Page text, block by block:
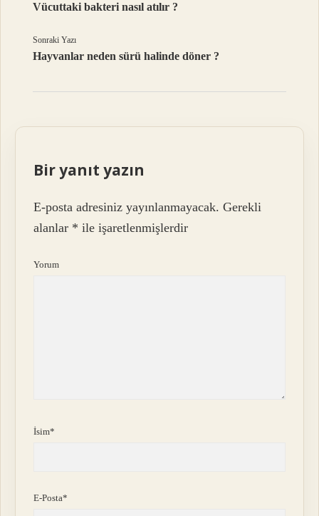
Vücuttaki bakteri nasıl atılır ?
Sonraki Yazı
Hayvanlar neden sürü halinde döner ?
Bir yanıt yazın
E-posta adresiniz yayınlanmayacak. Gerekli
alanlar * ile işaretlenmişlerdir
Yorum
İsim*
E-Posta*